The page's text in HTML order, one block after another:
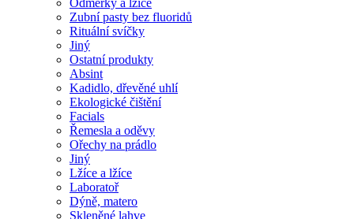
Odměrky a lžíce
Zubní pasty bez fluoridů
Rituální svíčky
Jiný
Ostatní produkty
Absint
Kadidlo, dřevěné uhlí
Ekologické čištění
Facials
Řemesla a oděvy
Ořechy na prádlo
Jiný
Lžíce a lžíce
Laboratoř
Dýně, matero
Skleněné lahve